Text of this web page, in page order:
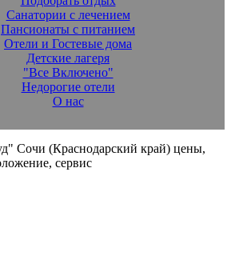
Санатории с лечением
Пансионаты с питанием
Отели и Гостевые дома
Детские лагеря
"Все Включено"
Недорогие отели
О нас